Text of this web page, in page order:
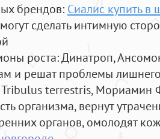
брендов: Сиалис купить в
сделать интимную
роста: Динатроп,
и решат проблемы
Tribulus terrestris, Мориамин
организма, вернут
органов, омолодят